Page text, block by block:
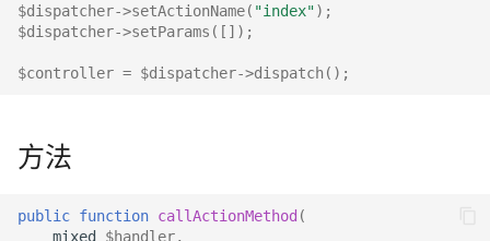
分页
迁移
未找到（404）
事件
自定义
$dispatcher->setActionName( "index");
$dispatcher->setParams ([]);
$controller = $dispatcher->dispatch();
方法
public function callActionMethod (
mixed $handler,